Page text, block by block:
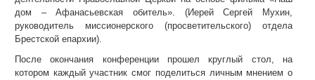
дом – Афанасьевская обитель». (Иерей Сергей Мухин,
руководитель миссионерского (просветительского) отдела
Брестской епархии).
После окончания конференции прошел круглый стол, на
котором каждый участник смог поделиться личным мнением о